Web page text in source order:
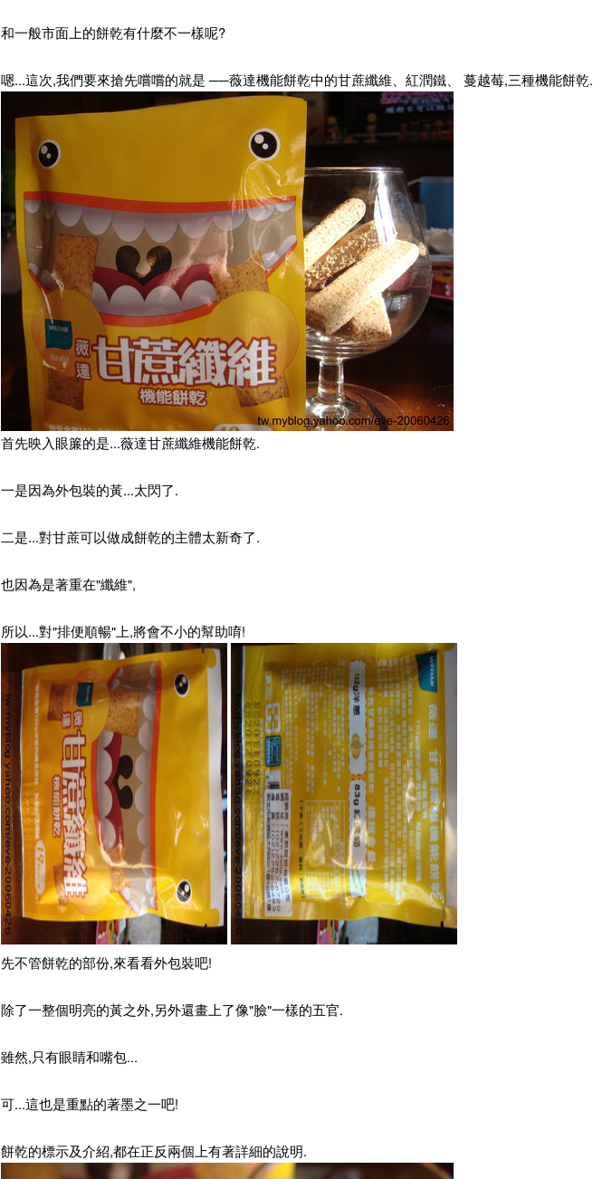
和一般市面上的餅乾有什麼不一樣呢?
嗯...這次,我們要來搶先嚐嚐的就是 ──薇達機能餅乾中的甘蔗纖維、紅潤鐵、 蔓越莓,三種機能餅乾.
首先映入眼簾的是...薇達甘蔗纖維機能餅乾.
一是因為外包裝的黃...太閃了.
二是...對甘蔗可以做成餅乾的主體太新奇了.
也因為是著重在"纖維",
所以...對"排便順暢"上,將會不小的幫助唷!
先不管餅乾的部份,來看看外包裝吧!
除了一整個明亮的黃之外,另外還畫上了像"臉"一樣的五官.
雖然,只有眼睛和嘴包...
可...這也是重點的著墨之一吧!
餅乾的標示及介紹,都在正反兩個上有著詳細的說明.